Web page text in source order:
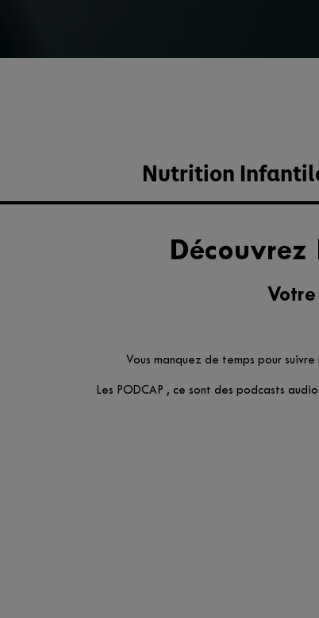
Nutrition
Vous manquez de temps pour
Les PODCAP , ce sont des podcasts